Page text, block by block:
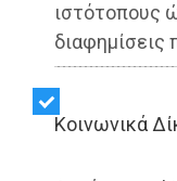
ιστότοπους
διαφημίσεις
Kοινωνικά